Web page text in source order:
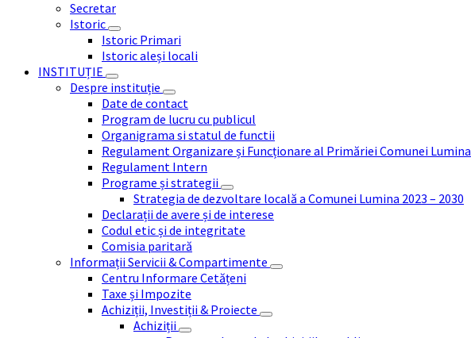
Secretar
Istoric
Istoric Primari
Istoric aleși locali
INSTITUȚIE
Despre instituție
Date de contact
Program de lucru cu publicul
Organigrama si statul de functii
Regulament Organizare și Funcționare al Primăriei Comunei Lumina
Regulament Intern
Programe și strategii
Strategia de dezvoltare locală a Comunei Lumina 2023 – 2030
Declarații de avere și de interese
Codul etic și de integritate
Comisia paritară
Informații Servicii & Compartimente
Centru Informare Cetățeni
Taxe și Impozite
Achiziții, Investiții & Proiecte
Achiziții